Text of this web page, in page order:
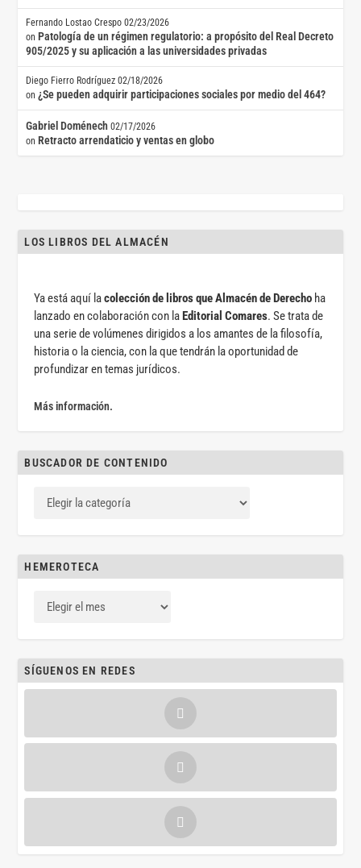
Fernando Lostao Crespo 02/23/2026
on Patología de un régimen regulatorio: a propósito del Real Decreto
905/2025 y su aplicación a las universidades privadas
Diego Fierro Rodríguez 02/18/2026
on¿Se pueden adquirir participaciones sociales por medio del 464?
Gabriel Doménech 02/17/2026
on Retracto arrendaticio y ventas en globo
LOS LIBROS DEL ALMACÉN
Ya está aquí lacolección de libros que Almacén de Derecho ha
lanzado en colaboración con laEditorial Comares. Se trata de
una serie de volúmenes dirigidos a los amantes de la filosofía,
historia o la ciencia, con la que tendrán la oportunidad de
profundizar en temas jurídicos.
Más información.
BUSCADOR DE CONTENIDO
HEMEROTECA
SÍGUENOS EN REDES